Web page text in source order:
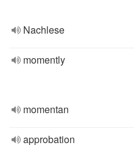
Nachlese
momently
momentan
approbation